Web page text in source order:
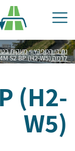
נתיבי המפרץ>מעקות
לרמה H2S2 BP (H2-W5)
(H2-
W5)